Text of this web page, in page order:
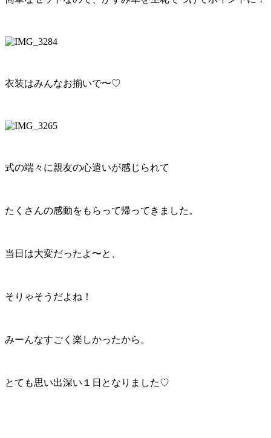
衣装はみんなお揃いで〜♡
式の端々に親友の心遣いが感じられて
たくさんの感動をもらって帰ってきました。
当日は大変だったよ〜と、
そりゃそうだよね！
みーんなすごく楽しかったから。
とても思い出深い１日となりました♡